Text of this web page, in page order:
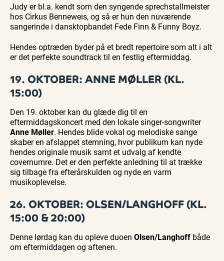
Judy er bl.a. kendt som den syngende sprechstallmeister
hos Cirkus Benneweis, og så er hun den nuværende
sangerinde i dansktopbandet Fede Finn & Funny Boyz.
Hendes optræden byder på et bredt repertoire som alt i alt
er det perfekte soundtrack til en festlig eftermiddag.
19. OKTOBER: ANNE MØLLER (KL.
15:00)
Den 19. oktober kan du glæde dig til en
eftermiddagskoncert med den lokale singer-songwriter
Anne Møller. Hendes blide vokal og melodiske sange
skaber en afslappet stemning, hvor publikum kan nyde
hendes originale musik samt et udvalg af kendte
covernumre. Det er den perfekte anledning til at trække
sig tilbage fra efterårskulden og nyde en varm
musikoplevelse.
26. OKTOBER: OLSEN/LANGHOFF (KL.
15:00 & 20:00)
Denne lørdag kan du opleve duoen Olsen/Langhoff både
om eftermiddagen og aftenen.